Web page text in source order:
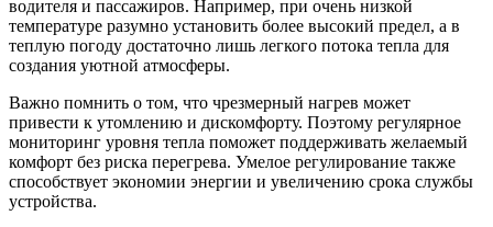
водителя и пассажиров. Например, при очень низкой
температуре разумно установить более высокий предел, а в
теплую погоду достаточно лишь легкого потока тепла для
создания уютной атмосферы.
Важно помнить о том, что чрезмерный нагрев может
привести к утомлению и дискомфорту. Поэтому регулярное
мониторинг уровня тепла поможет поддерживать желаемый
комфорт без риска перегрева. Умелое регулирование также
способствует экономии энергии и увеличению срока службы
устройства.